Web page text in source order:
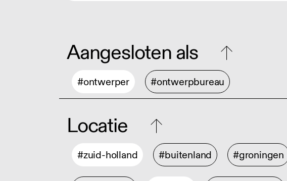
Aangesloten als
#ontwerper #ontwerpbureau
Locatie
#zuid-holland #buitenland #groningen